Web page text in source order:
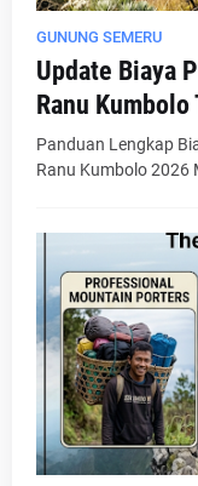
GUNUNG SEMERU
Update Biaya
Ranu
Panduan Lengkap
Ranu Kumbolo 2026